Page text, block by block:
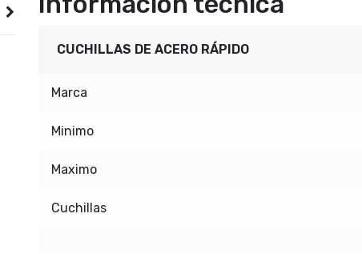
CUCHILLAS DE ACERO RÁPIDO
Marca
Minimo
Maximo
Cuchillas